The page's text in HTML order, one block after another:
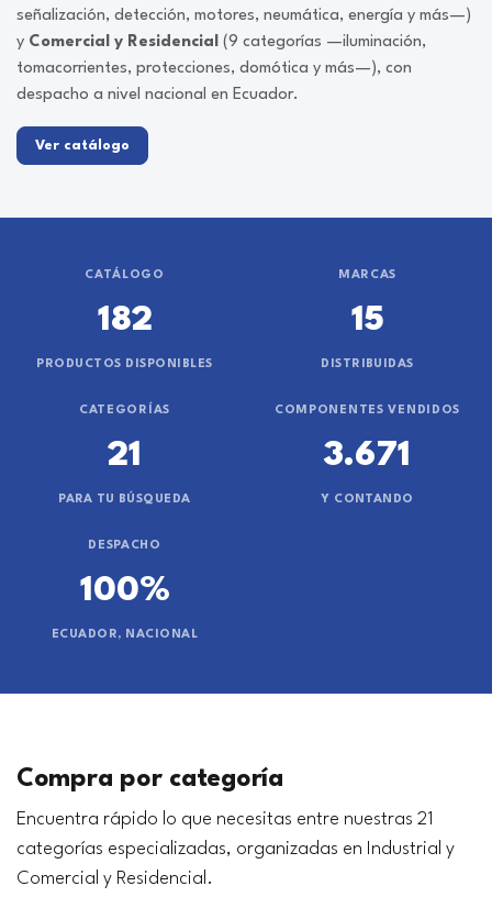
señalización, detección, motores, neumática, energía y más—)
y Comercial y Residencial (9 categorías —iluminación,
tomacorrientes, protecciones, domótica y más—), con
despacho a nivel nacional en Ecuador.
Ver catálogo
CATÁLOGO
182
PRODUCTOS DISPONIBLES
MARCAS
15
DISTRIBUIDAS
CATEGORÍAS
21
PARA TU BÚSQUEDA
COMPONENTES VENDIDOS
3.671
Y CONTANDO
DESPACHO
100%
ECUADOR, NACIONAL
Compra por categoría
Encuentra rápido lo que necesitas entre nuestras 21
categorías especializadas, organizadas en Industrial y
Comercial y Residencial.